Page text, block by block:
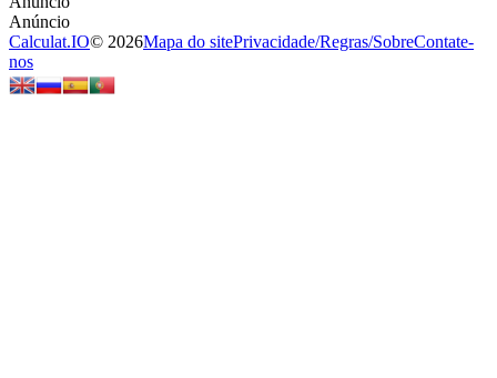
Calculat.IO© 2026Mapa do sitePrivacidade/Regras/SobreContate-
nos